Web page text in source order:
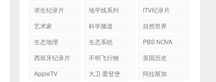
求生纪录片
地平线系列
ITV纪录片
艺术家
科学频道
自然世界
生态地理
生态系统
PBS NOVA
西班牙纪录片
不明飞行物
英国历史
AppleTV
大卫·爱登堡
阿拉斯加